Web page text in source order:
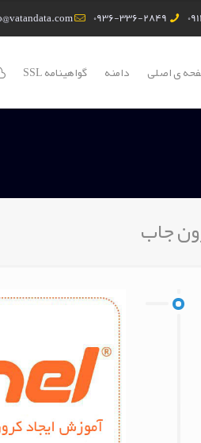
0936-336-2849
ی اصلی دامنه گواهینامه SSL
جاب